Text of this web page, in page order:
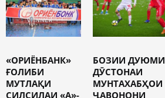
«ОРИЁНБАНК»
ҒОЛИБИ
МУТЛАҚИ
СИЛСИЛАИ «А»-
БОЗИИ ДУЮМИ
ДӮСТОНАИ
МУНТАХАБҲОИ
ҶАВОНОНИ